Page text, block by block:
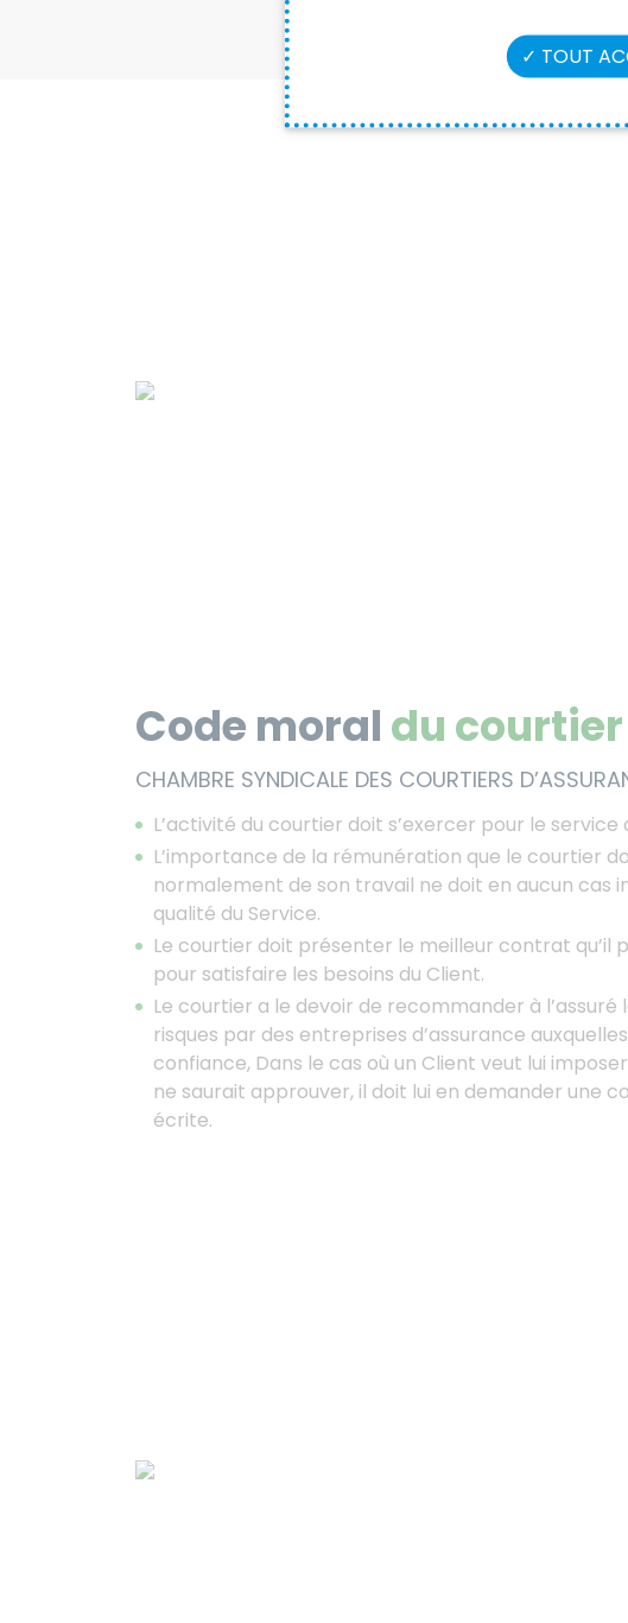
Code moral du courtier
CHAMBRE SYNDICALE DES COURTIERS
L’activité du courtier doit s’exercer pour le service
L’importance de la rémunération que le courtier
normalement de son travail ne doit en aucun cas
qualité du Service.
Le courtier doit présenter le meilleur contrat qu’il
pour satisfaire les besoins du Client.
Le courtier a le devoir de recommander à l’assuré
risques par des entreprises d’assurance
confiance, Dans le cas où un Client veut lui imposer
ne saurait approuver, il doit lui en demander une
écrite.
TOUT